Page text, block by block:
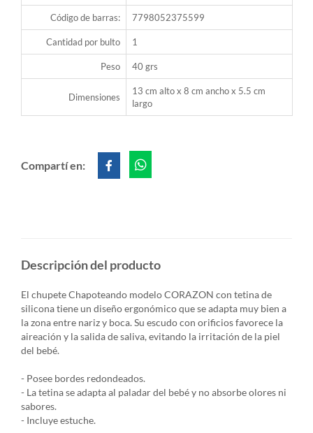
Código de barras: 7798052375599
Cantidad por bulto 1
Peso 40 grs
Dimensiones
13 cm alto x 8 cm ancho x 5.5 cm
largo
Compartí en:
Descripción del producto
El chupete Chapoteando modelo CORAZON con tetina de
silicona tiene un diseño ergonómico que se adapta muy bien a
la zona entre nariz y boca.Su escudo con orificios favorece la
aireación y la salida de saliva, evitando la irritación de la piel
del bebé.
- Posee bordes redondeados.
- La tetina se adapta al paladar del bebé y no absorbe olores ni
sabores.
- Incluye estuche.